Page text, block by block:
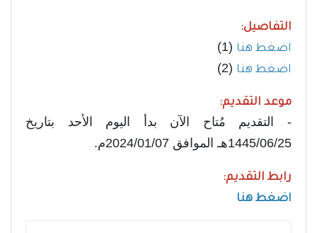
التفاصيل:
اضغط هنا (1)
اضغط هنا (2)
موعد التقديم:
- التقديم مُتاح الآن بدأ اليوم الأحد بتاريخ
1445/06/25هـ الموافق 2024/01/07م.
رابط التقديم:
اضغط هنا